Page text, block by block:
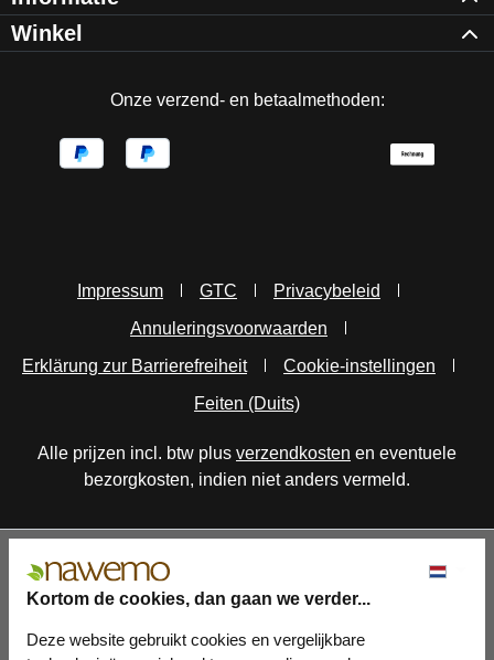
Kortom de cookies, dan gaan we verder...
Deze website gebruikt cookies en vergelijkbare
Informatie
Winkel
Impressum GTC
Privacybeleid
Annuleringsvoorwaarden
Erklärung zur Barrierefreiheit
Cookie-instellingen
Feiten (Duits)
Alle prijzen incl. btw plus verzendkosten en eventuele
bezorgkosten, indien niet anders vermeld.